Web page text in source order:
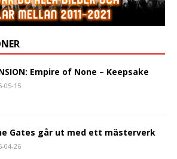
Empire of None – Keepsake
05-15
Gates går ut med ett mästerverk
04-26